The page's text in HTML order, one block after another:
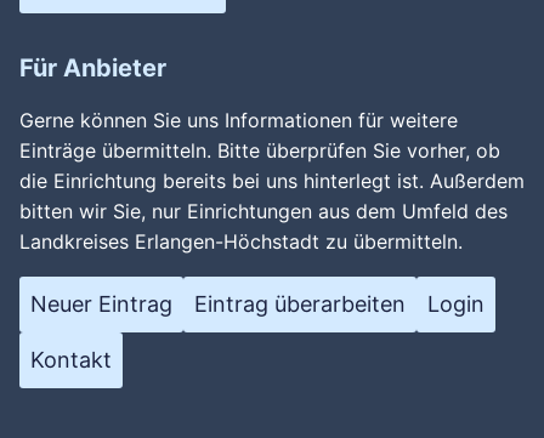
Für Anbieter
Gerne können Sie uns Informationen für weitere
Einträge übermitteln. Bitte überprüfen Sie vorher, ob
die Einrichtung bereits bei uns hinterlegt ist. Außerdem
bitten wir Sie, nur Einrichtungen aus dem Umfeld des
Landkreises Erlangen-Höchstadt zu übermitteln.
Neuer Eintrag Eintrag überarbeiten Login
Kontakt